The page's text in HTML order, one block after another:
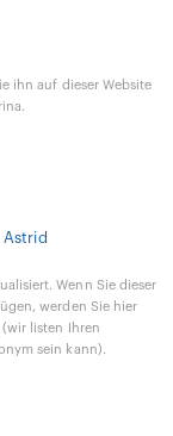
ihn auf dieser Website
Astrid
Wenn Sie dieser
werden Sie hier
listen Ihren
sein kann).